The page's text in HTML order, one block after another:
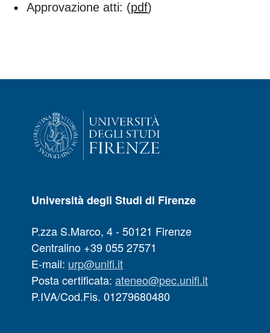
Approvazione atti: (pdf)
Università degli Studi di Firenze
P.zza S.Marco, 4 - 50121 Firenze
Centralino +39 055 27571
E-mail: urp@unifi.it
Posta certificata: ateneo@pec.unifi.it
P.IVA/Cod.Fis. 01279680480